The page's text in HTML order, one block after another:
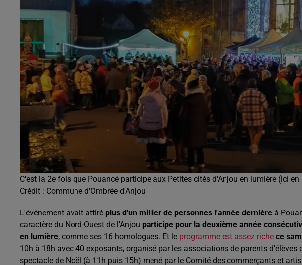
C'est la 2e fois que Pouancé participe aux Petites cités d'Anjou en lumière (ici en
Crédit : Commune d'Ombrée d'Anjou
L'événement avait attiré plus d'un millier de personnes l'année dernière à
caractère du Nord-Ouest de l'Anjou participe pour la deuxième année
en lumière, comme ses 16 homologues. Et le programme est assez riche ce
10h à 18h avec 40 exposants, organisé par les associations de parents d'élèves
spectacle de Noël (à 11h puis 15h) mené par le Comité des commerçants et